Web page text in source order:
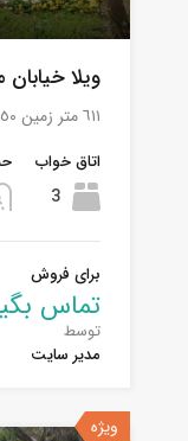
ویلا
٦١١ متر زمين ٢٥٠ متر…
اتاق خواب
3
برای فروش
تماس
توسط
مدیر سایت
ویژه